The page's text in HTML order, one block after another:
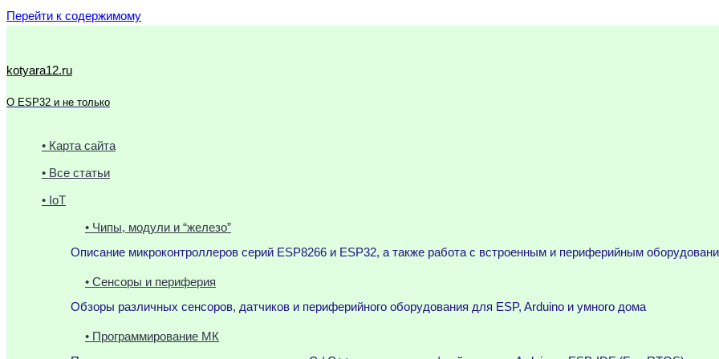
Перейти к содержимому
kotyara12.ru
О ESP32 и не только
• Карта сайта
• Все статьи
• IoT
• Чипы, модули и “железо”
Описание микроконтроллеров серий ESP8266 и ESP32, а также работа с встроенным и периферийным
• Сенсоры и периферия
Обзоры различных сенсоров, датчиков и периферийного оборудования для ESP, Arduino и умного дома
• Программирование МК